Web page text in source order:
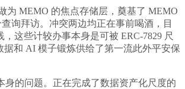
MEMO 的焦点存储层，奠基了 MEMO
询拜访。冲突两边均正在事前喝酒，目
这些计较办事本身是可被 ERC-7829 尺
和 AI 模子锻炼供给了第一流此外平安保
的问题。正在完成了数据资产化尺度的